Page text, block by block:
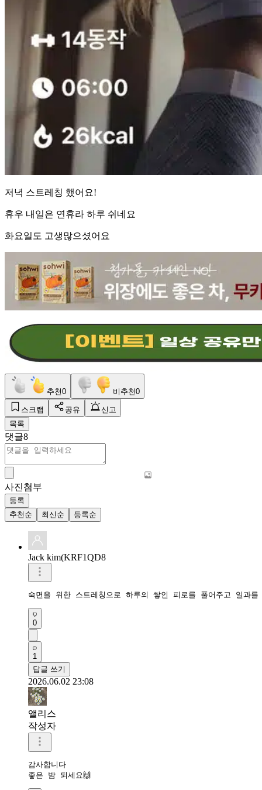
저녁 스트레칭 했어요!
휴우 내일은 연휴라 하루 쉬네요
화요일도 고생많으셨어요
추천0 비추천0
스크랩 공유
신고
목록
댓글8
사진첨부
등록
추천순
최신순 등록순
Jack kim(KRF1QD8
숙면을 위한 스트레칭으로 하루의 쌓인 피로를 풀어주고 일과
0
1
답글 쓰기
2026.06.02 23:08
앨리스
작성자
감사합니다
좋은 밤 되세요🙌